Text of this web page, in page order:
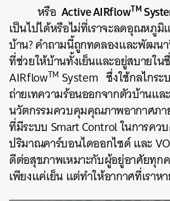
หรือ Active AIRflowTM
เป็นไปได้หรือไม่ที่เราจะลดอุณหภูมิ
บ้าน? คำถามนี้ถูกทดลองและพัฒน
ที่ช่วยให้บ้านทั้งเย็นและอยู่สบายใน
AIRflowTM System ซึ่งใช้กลไกระ
ถ่ายเทความร้อนออกจากตัวบ้านแล
นวัตกรรมควบคุมคุณภาพอากาศภา
ที่มีระบบ Smart Control ในการค
ปริมาณคาร์บอนไดออกไซด์ และ
ดีต่อสุขภาพเหมาะกับผู้อยู่อาศัยทุก
เพียงแค่เย็น แต่ทำให้อากาศที่เราห